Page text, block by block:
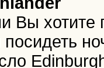
Вы хотите
посидеть